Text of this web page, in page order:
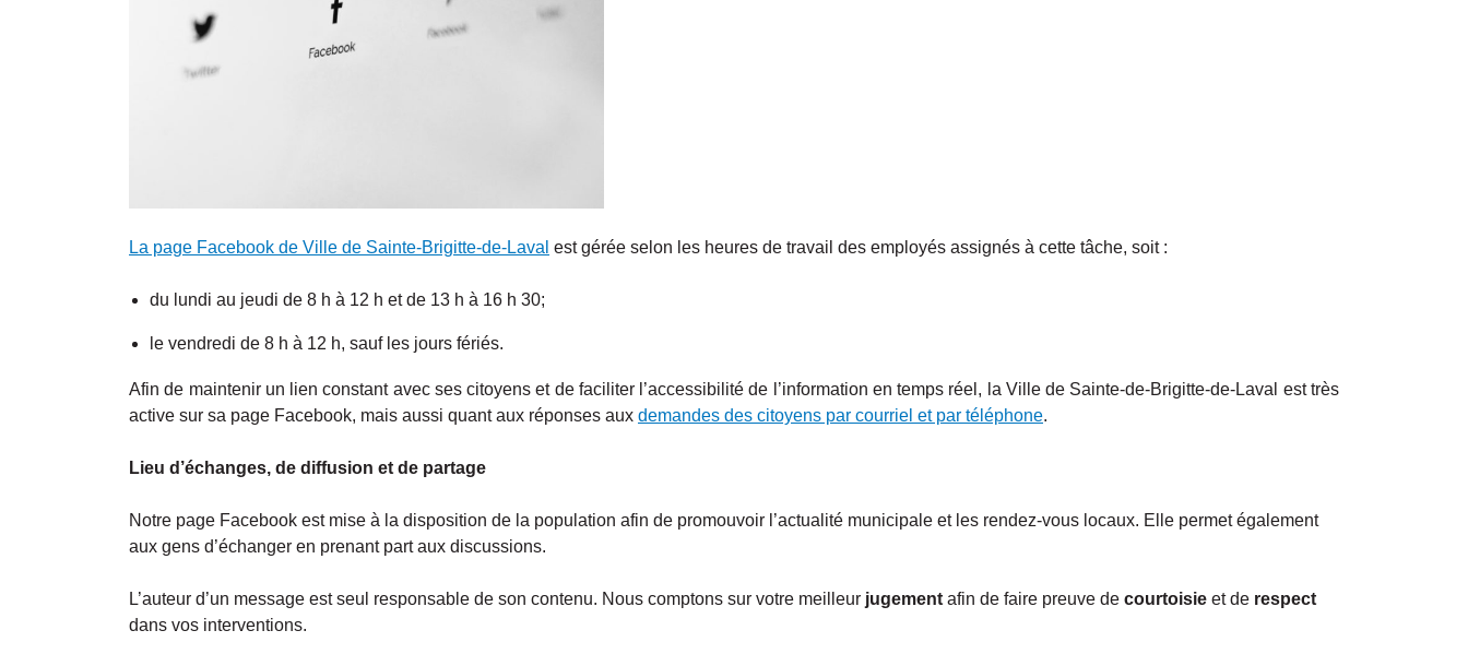
La page Facebook de Ville de Sainte-Brigitte-de-Laval est gérée selon les heures de travail des employés assignés à cette tâche, soit :
du lundi au jeudi de 8 h à 12 h et de 13 h à 16 h 30;
le vendredi de 8 h à 12 h, sauf les jours fériés.
Afin de maintenir un lien constant avec ses citoyens et de faciliter l’accessibilité de l’information en temps réel, la Ville de Sainte-de-Brigitte-de-Laval est très
active sur sa page Facebook, mais aussi quant aux réponses aux demandes des citoyens par courriel et par téléphone.
Lieu d’échanges, de diffusion et de partage
Notre page Facebook est mise à la disposition de la population afin de promouvoir l’actualité municipale et les rendez-vous locaux. Elle permet également
aux gens d’échanger en prenant part aux discussions.
L’auteur d’un message est seul responsable de son contenu. Nous comptons sur votre meilleur jugement afin de faire preuve de courtoisie et de respect
dans vos interventions.